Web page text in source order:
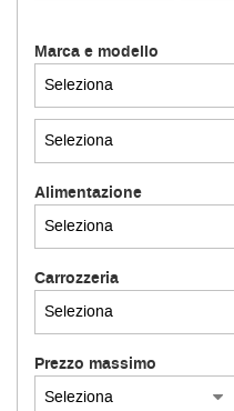
GARANZIA 12 MESI
CONTATTI E ORARI
Marca e modello
Alimentazione
Carrozzeria
Prezzo massimo